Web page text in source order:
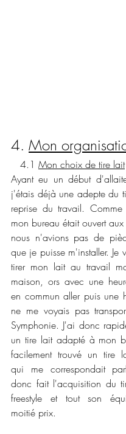
4. Mon
   4.1
Mon choix de tire lait
Ayant eu un début
j'étais déjà une adepte du
reprise du travail.
mon bureau était ouvert
nous n'avions pas de
que je puisse m'installer. Je
tirer mon lait au travail
maison, ors avec une
en commun aller puis une
ne me voyais pas
Symphonie. J'ai donc
un tire lait adapté à mon
facilement trouvé un tire
qui me correspondait
donc fait l'acquisition du
freestyle et tout son
moitié prix.